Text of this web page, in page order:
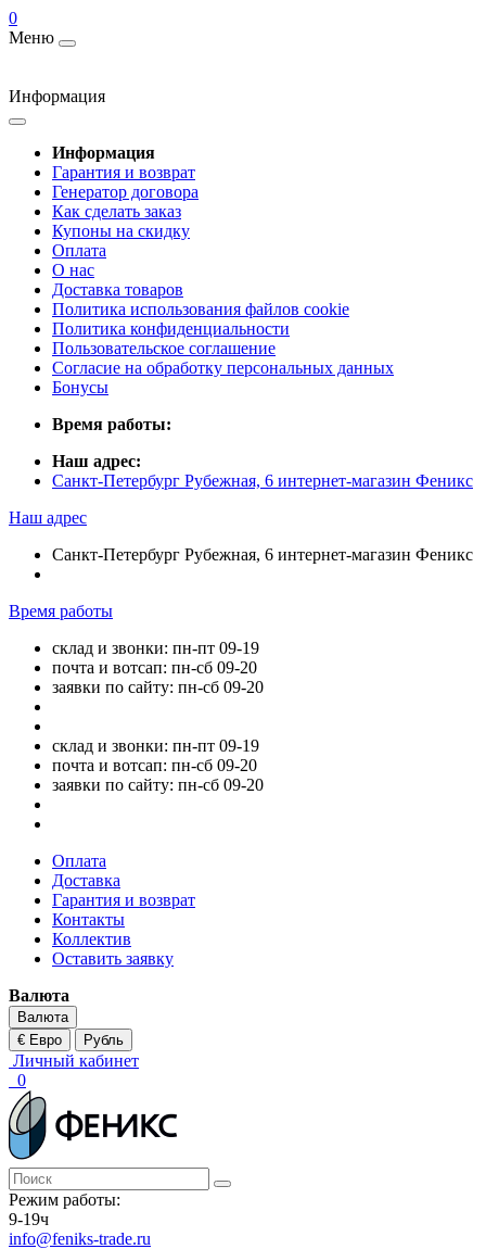
0
Меню
Информация
Информация
Гарантия и возврат
Генератор договора
Как сделать заказ
Купоны на скидку
Оплата
О нас
Доставка товаров
Политика использования файлов cookie
Политика конфиденциальности
Пользовательское соглашение
Согласие на обработку персональных данных
Бонусы
Время работы:
Наш адрес:
Санкт-Петербург Рубежная, 6 интернет-магазин Феникс
Наш адрес
Санкт-Петербург Рубежная, 6 интернет-магазин Феникс
Время работы
склад и звонки: пн-пт 09-19
почта и вотсап: пн-сб 09-20
заявки по сайту: пн-сб 09-20
склад и звонки: пн-пт 09-19
почта и вотсап: пн-сб 09-20
заявки по сайту: пн-сб 09-20
Оплата
Доставка
Гарантия и возврат
Контакты
Коллектив
Оставить заявку
Валюта
Валюта
€ Евро
Рубль
Личный кабинет
0
Режим работы:
9-19ч
info@feniks-trade.ru